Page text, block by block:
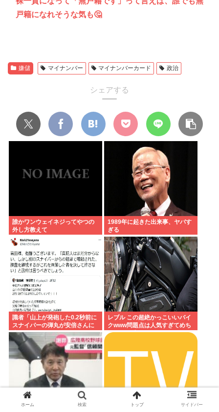
戸籍になれそうな気も🤔
嫌儲 マイナンバー マイナンバーカード 政治
シェアする
誰かワンウェイネジってやつの
外し方教えて
1989年に起きた出来事、ヤバす
ぎる
識者「山上が発砲した0.2秒前に
スナイパーの弾丸が安倍さんに
当たっていた！」 これ。
レブル この超絶かっこいいバイ
クwww問題点は人気すぎてめち
ゃくちゃ乗ってるやついるwww
ホーム 検索 トップ サイドバー